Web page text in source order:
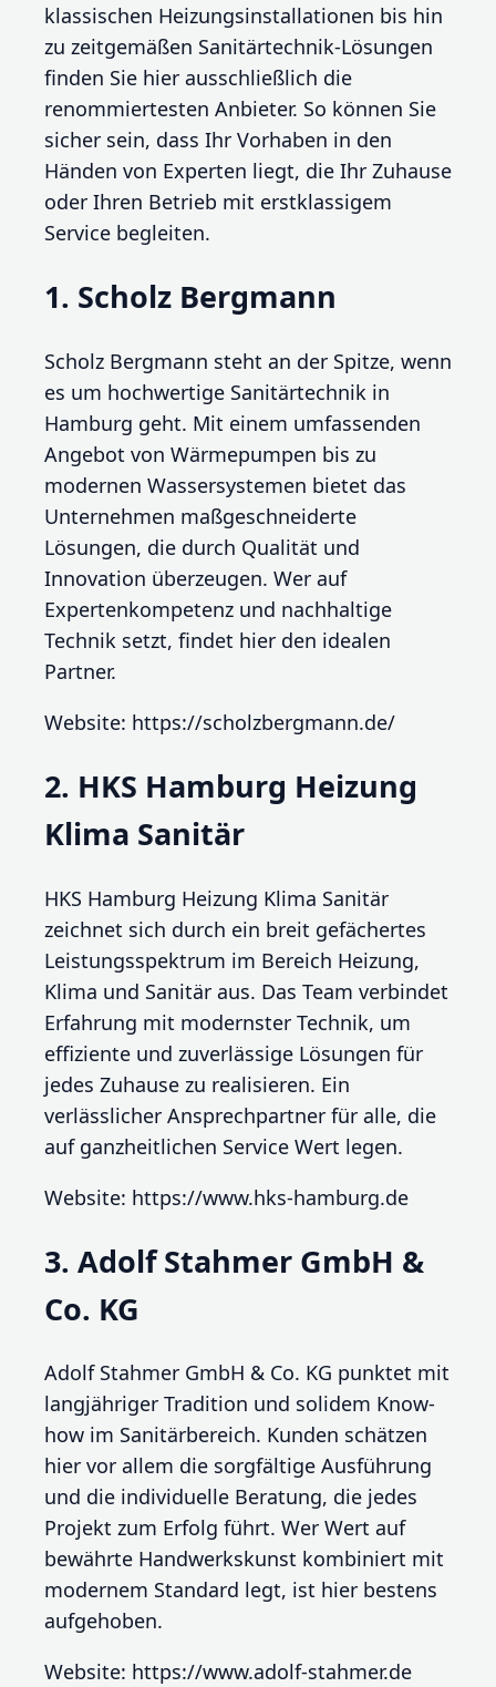
klassischen Heizungsinstallationen bis hin
zu zeitgemäßen Sanitärtechnik-Lösungen
finden Sie hier ausschließlich die
renommiertesten Anbieter. So können Sie
sicher sein, dass Ihr Vorhaben in den
Händen von Experten liegt, die Ihr Zuhause
oder Ihren Betrieb mit erstklassigem
Service begleiten.
1. Scholz Bergmann
Scholz Bergmann steht an der Spitze, wenn
es um hochwertige Sanitärtechnik in
Hamburg geht. Mit einem umfassenden
Angebot von Wärmepumpen bis zu
modernen Wassersystemen bietet das
Unternehmen maßgeschneiderte
Lösungen, die durch Qualität und
Innovation überzeugen. Wer auf
Expertenkompetenz und nachhaltige
Technik setzt, findet hier den idealen
Partner.
Website: https://scholzbergmann.de/
2. HKS Hamburg Heizung
Klima Sanitär
HKS Hamburg Heizung Klima Sanitär
zeichnet sich durch ein breit gefächertes
Leistungsspektrum im Bereich Heizung,
Klima und Sanitär aus. Das Team verbindet
Erfahrung mit modernster Technik, um
effiziente und zuverlässige Lösungen für
jedes Zuhause zu realisieren. Ein
verlässlicher Ansprechpartner für alle, die
auf ganzheitlichen Service Wert legen.
Website: https://www.hks-hamburg.de
3. Adolf Stahmer GmbH &
Co. KG
Adolf Stahmer GmbH & Co. KG punktet mit
langjähriger Tradition und solidem Know-
how im Sanitärbereich. Kunden schätzen
hier vor allem die sorgfältige Ausführung
und die individuelle Beratung, die jedes
Projekt zum Erfolg führt. Wer Wert auf
bewährte Handwerkskunst kombiniert mit
modernem Standard legt, ist hier bestens
aufgehoben.
Website: https://www.adolf-stahmer.de